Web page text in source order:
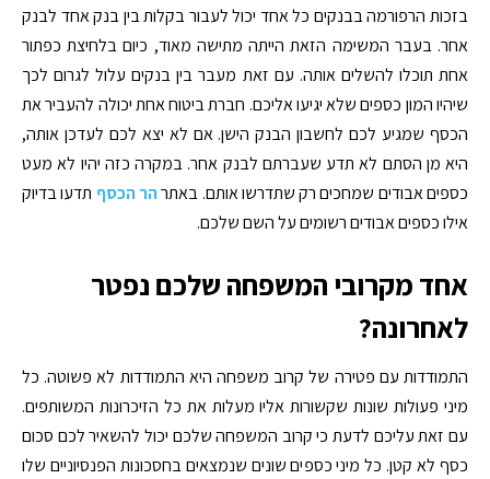
בזכות הרפורמה בבנקים כל אחד יכול לעבור בקלות בין בנק אחד לבנק
אחר. בעבר המשימה הזאת הייתה מתישה מאוד, כיום בלחיצת כפתור
אחת תוכלו להשלים אותה. עם זאת מעבר בין בנקים עלול לגרום לכך
שיהיו המון כספים שלא יגיעו אליכם. חברת ביטוח אחת יכולה להעביר את
הכסף שמגיע לכם לחשבון הבנק הישן. אם לא יצא לכם לעדכן אותה,
היא מן הסתם לא תדע שעברתם לבנק אחר. במקרה כזה יהיו לא מעט
כספים אבודים שמחכים רק שתדרשו אותם. באתרהר הכסף תדעו בדיוק
אילו כספים אבודים רשומים על השם שלכם.
אחד מקרובי המשפחה שלכם נפטר
לאחרונה?
התמודדות עם פטירה של קרוב משפחה היא התמודדות לא פשוטה. כל
מיני פעולות שונות שקשורות אליו מעלות את כל הזיכרונות המשותפים.
עם זאת עליכם לדעת כי קרוב המשפחה שלכם יכול להשאיר לכם סכום
כסף לא קטן. כל מיני כספים שונים שנמצאים בחסכונות הפנסיוניים שלו